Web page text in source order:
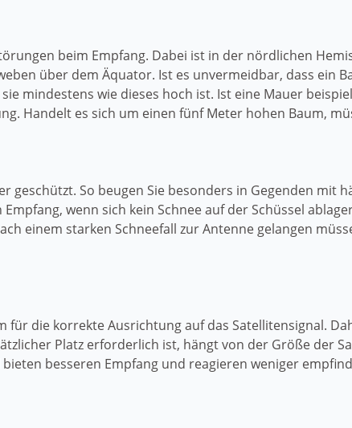
beim Empfang. Dabei ist in der nördlichen
über dem Äquator. Ist es unvermeidbar, dass ein
mindestens wie dieses hoch ist. Ist eine Mauer
Handelt es sich um einen fünf Meter hohen Baum,
So beugen Sie besonders in Gegenden mit
wenn sich kein Schnee auf der Schüssel
einem starken Schneefall zur Antenne gelangen
die korrekte Ausrichtung auf das Satellitensignal.
Platz erforderlich ist, hängt von der Größe der
besseren Empfang und reagieren weniger